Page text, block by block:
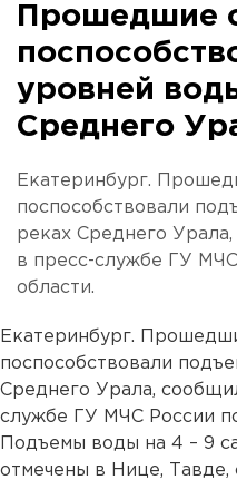
Прошедшие
уровней
Среднего
Екатеринбург.
поспособствовали
реках Среднего
в пресс-службе ГУ
области.
Екатеринбург.
поспособствовали
Среднего Урала,
службе ГУ МЧС России
Подъемы воды на 4 – 9
отмечены в Нице,